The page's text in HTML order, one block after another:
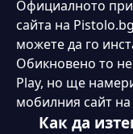
игри в
България
Залози
телефон
Официалното
сайта на
можете да го
Обикновено то
Play, но ще
мобилния сайт
Как да